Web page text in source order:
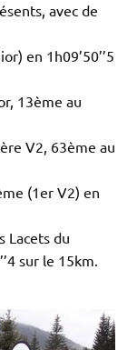
avec de
en 1h09’50’’5
13ème au
V2, 63ème au
(1er V2) en
Lacets du
sur le 15km.